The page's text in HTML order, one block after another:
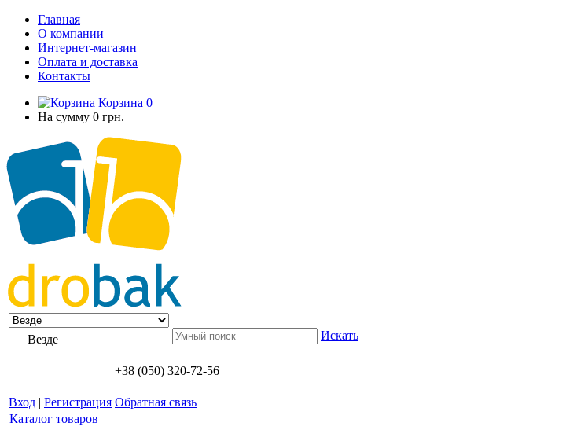
Главная
О компании
Интернет-магазин
Оплата и доставка
Контакты
Корзина 0
На сумму 0 грн.
Везде Искать
+38 (050) 320-72-56
Вход | Регистрация Обратная связь
Каталог товаров